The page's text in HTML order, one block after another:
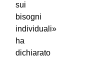
sui
bisogni
individuali»
ha
dichiarato